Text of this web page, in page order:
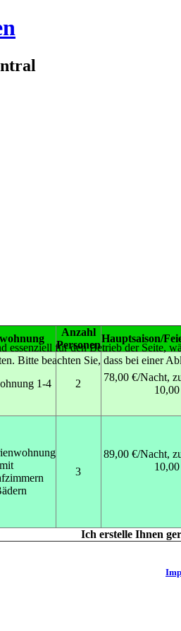
Anzahl
Personen
Hauptsaison/
1-4 2
78,00 €/Nacht,
mit
3
89,00 €/Nacht,
Ich erstelle Ihnen
für den Betrieb der Seite,
Bitte beachten Sie, dass bei einer